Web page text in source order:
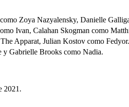
Zoya Nazyalensky, Danielle
Ivan, Calahan Skogman como
Apparat, Julian Kostov como
Gabrielle Brooks como Nadia.
2021.